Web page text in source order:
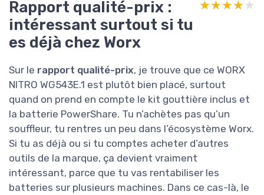
Rapport qualité-prix :
intéressant surtout si tu
es déjà chez Worx
★★★★★
★★★★★
Sur le rapport qualité-prix, je trouve que ce WORX
NITRO WG543E.1 est plutôt bien placé, surtout
quand on prend en compte le kit gouttière inclus et
la batterie PowerShare. Tu n’achètes pas qu’un
souffleur, tu rentres un peu dans l’écosystème Worx.
Si tu as déjà ou si tu comptes acheter d’autres
outils de la marque, ça devient vraiment
intéressant, parce que tu vas rentabiliser les
batteries sur plusieurs machines. Dans ce cas-là, le